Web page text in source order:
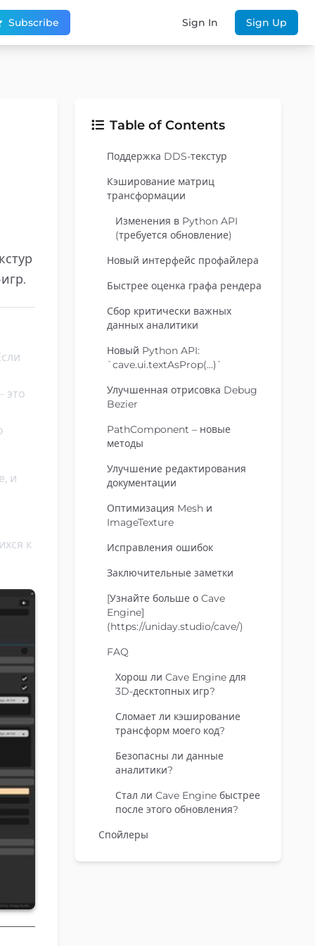
Subscribe Sign In Sign Up
это
и
к
Table of Contents
Поддержка DDS-текстур
Кэширование матриц
трансформации
Изменения в Python API
(требуется обновление)
Новый интерфейс профайлера
Быстрее оценка графа рендера
Сбор критически важных
данных аналитики
Новый Python API:
`cave.ui.textAsProp(...)`
Улучшенная отрисовка Debug
Bezier
PathComponent – новые
методы
Улучшение редактирования
документации
Оптимизация Mesh и
ImageTexture
Исправления ошибок
Заключительные заметки
[Узнайте больше о Cave
Engine]
(https://uniday.studio/cave/)
FAQ
Хорош ли Cave Engine для
3D-десктопных игр?
Сломает ли кэширование
трансформ моего код?
Безопасны ли данные
аналитики?
Стал ли Cave Engine быстрее
после этого обновления?
Спойлеры